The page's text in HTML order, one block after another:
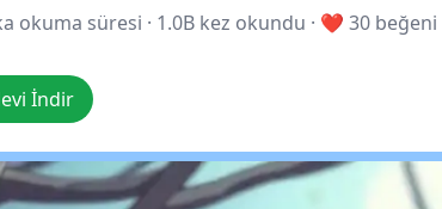
okuma süresi · 1.0B kez okundu · ❤️ 30 beğeni
İndir